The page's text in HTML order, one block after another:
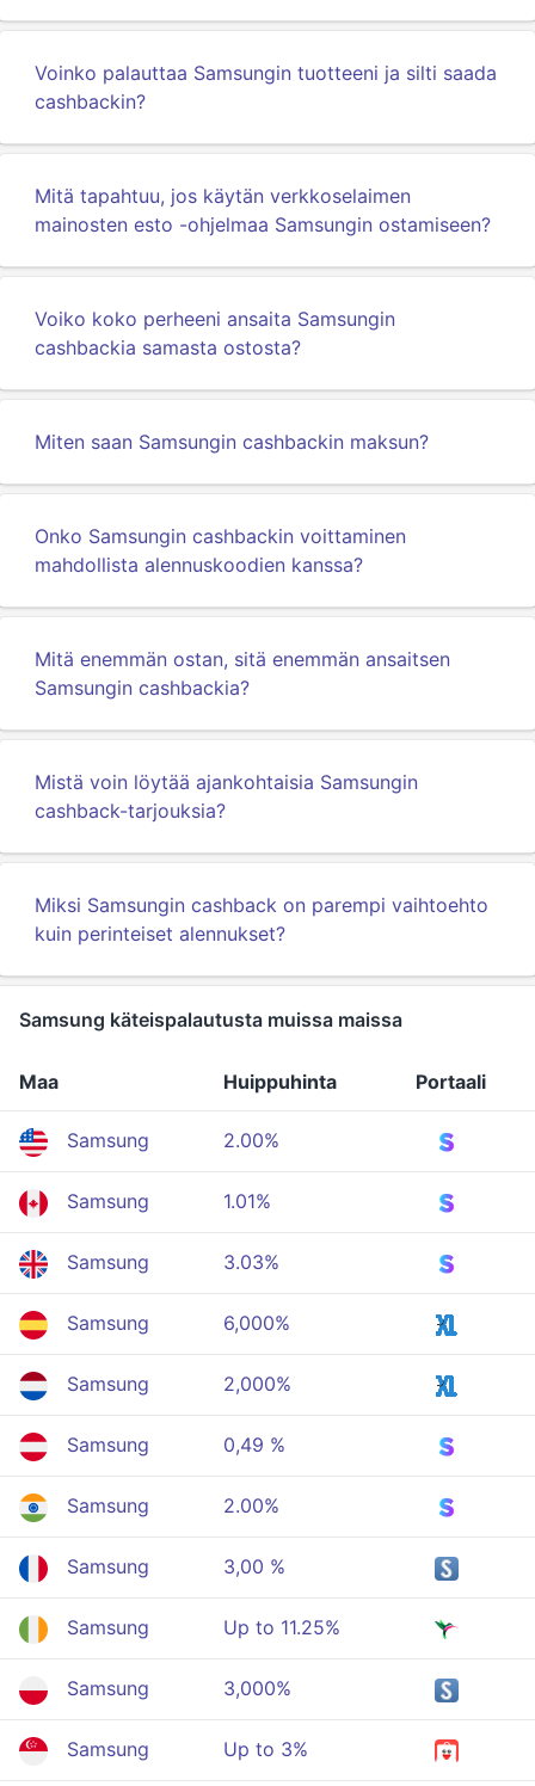
Voinko palauttaa Samsungin tuotteeni ja silti saada
cashbackin?
Mitä tapahtuu, jos käytän verkkoselaimen
mainosten esto -ohjelmaa Samsungin ostamiseen?
Voiko koko perheeni ansaita Samsungin
cashbackia samasta ostosta?
Miten saan Samsungin cashbackin maksun?
Onko Samsungin cashbackin voittaminen
mahdollista alennuskoodien kanssa?
Mitä enemmän ostan, sitä enemmän ansaitsen
Samsungin cashbackia?
Mistä voin löytää ajankohtaisia Samsungin
cashback-tarjouksia?
Miksi Samsungin cashback on parempi vaihtoehto
kuin perinteiset alennukset?
Samsung käteispalautusta muissa maissa
Maa Huippuhinta Portaali
Samsung 2.00%
Samsung 1.01%
Samsung 3.03%
Samsung 6,000%
Samsung 2,000%
Samsung 0,49 %
Samsung 2.00%
Samsung 3,00 %
Samsung Up to 11.25%
Samsung 3,000%
Samsung Up to 3%